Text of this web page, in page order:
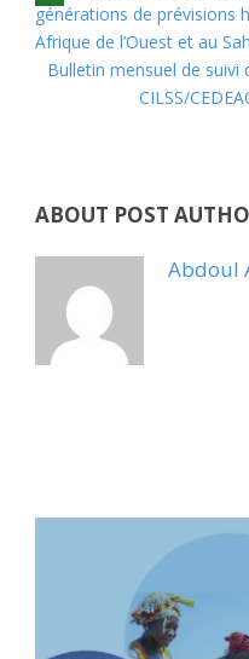
générations de prévisions
Afrique de l’Ouest et au
Bulletin mensuel de suivi
CILSS/
ABOUT POST
Abdoul